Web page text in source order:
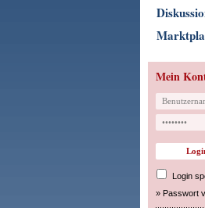
Mein
Login
» Passwort